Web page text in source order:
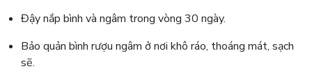
Đậy nắp bình và ngâm trong vòng 30 ngày.
Bảo quản bình rượu ngâm ở nơi khô ráo, thoáng mát, sạch
sẽ.